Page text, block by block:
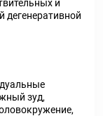
и
дегенеративной
зуд,